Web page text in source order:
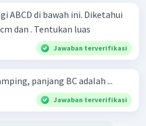
di bawah ini. Diketahui
dan . Tentukan luas
Jawaban terverifikasi
panjang BC adalah ...
Jawaban terverifikasi